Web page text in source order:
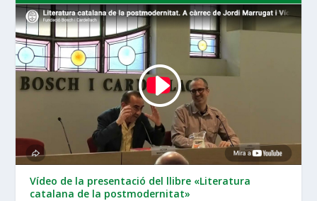
Vídeo de la presentació del llibre «Literatura
catalana de la postmodernitat»